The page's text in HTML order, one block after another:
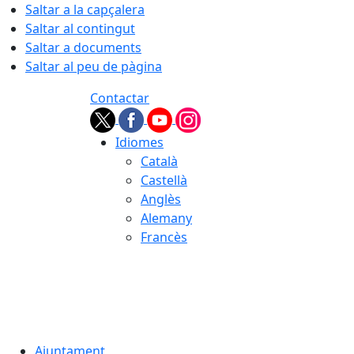
Saltar a la capçalera
Saltar al contingut
Saltar a documents
Saltar al peu de pàgina
Contactar
Idiomes
Català
Castellà
Anglès
Alemany
Francès